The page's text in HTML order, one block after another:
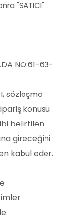
"SATICI"
NO:61-63-
sözleşme
konusu
belirtilen
gireceğini
kabul eder.